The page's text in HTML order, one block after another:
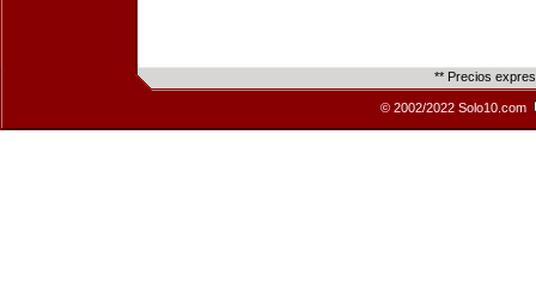
** Precios
© 2002/2022 Solo10.com